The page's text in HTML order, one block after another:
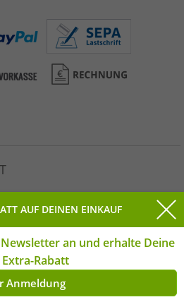
MwSt. * Unverbindliche
Herstellers. | © Copyright 2026
Rechte vorbehalten. | **Montag-
| *(DE)
AUF DEINEN EINKAUF
an und erhalte Deine
Extra-Rabatt
Anmeldung